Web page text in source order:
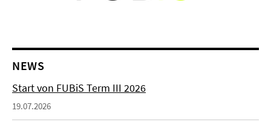
NEWS
Start von FUBiS Term III 2026
19.07.2026